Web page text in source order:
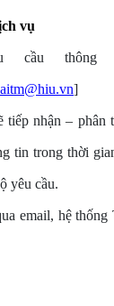
vụ
cầu thông
]
tiếp nhận –
tin trong thời
yêu cầu.
email, hệ thống